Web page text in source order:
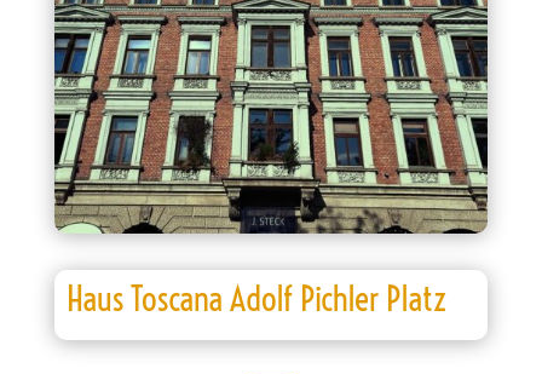
Haus Toscana Adolf Pichler Platz